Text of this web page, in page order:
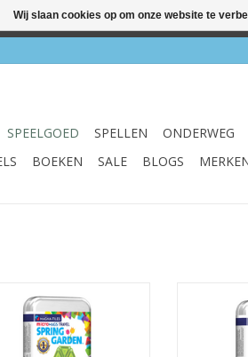
SPEELGOED SPELLEN ONDERWEG
BOEKEN SALE BLOGS
Garden
AAN WINKELWAGEN
Wij slaan cookies op om onze website te
✔ Winkel & webshop ✔ Gratis